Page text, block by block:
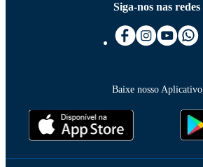
Siga-nos nas redes
Baixe nosso Aplicativo